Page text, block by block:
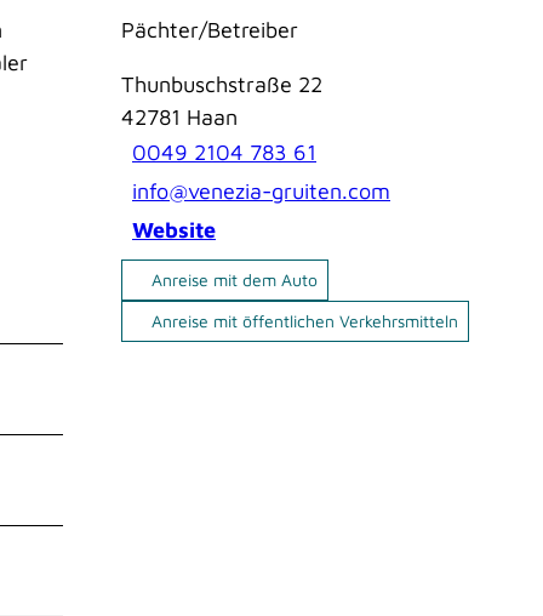
Pächter/Betreiber
Thunbuschstraße 22
42781 Haan
0049 2104 783 61
info@venezia-gruiten.com
Website
Anreise mit dem Auto
Anreise mit öffentlichen Verkehrsmitteln